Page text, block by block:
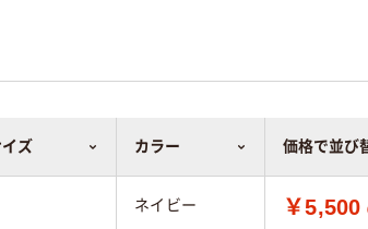
ズ カラー 価格で並び
ネイビー ￥5,500